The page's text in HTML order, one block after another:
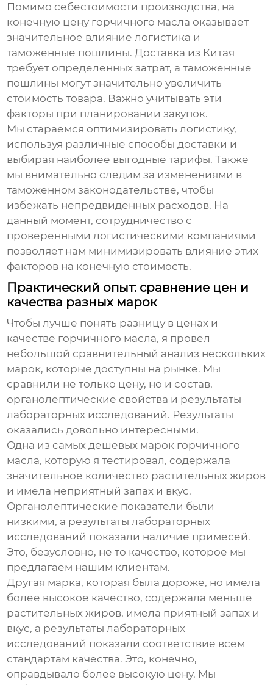
Помимо себестоимости производства, на
конечную цену горчичного масла оказывает
значительное влияние логистика и
таможенные пошлины. Доставка из Китая
требует определенных затрат, а таможенные
пошлины могут значительно увеличить
стоимость товара. Важно учитывать эти
факторы при планировании закупок.
Мы стараемся оптимизировать логистику,
используя различные способы доставки и
выбирая наиболее выгодные тарифы. Также
мы внимательно следим за изменениями в
таможенном законодательстве, чтобы
избежать непредвиденных расходов. На
данный момент, сотрудничество с
проверенными логистическими компаниями
позволяет нам минимизировать влияние этих
факторов на конечную стоимость.
Практический опыт: сравнение цен и
качества разных марок
Чтобы лучше понять разницу в ценах и
качестве горчичного масла, я провел
небольшой сравнительный анализ нескольких
марок, которые доступны на рынке. Мы
сравнили не только цену, но и состав,
органолептические свойства и результаты
лабораторных исследований. Результаты
оказались довольно интересными.
Одна из самых дешевых марок горчичного
масла, которую я тестировал, содержала
значительное количество растительных жиров
и имела неприятный запах и вкус.
Органолептические показатели были
низкими, а результаты лабораторных
исследований показали наличие примесей.
Это, безусловно, не то качество, которое мы
предлагаем нашим клиентам.
Другая марка, которая была дороже, но имела
более высокое качество, содержала меньше
растительных жиров, имела приятный запах и
вкус, а результаты лабораторных
исследований показали соответствие всем
стандартам качества. Это, конечно,
оправдывало более высокую цену. Мы